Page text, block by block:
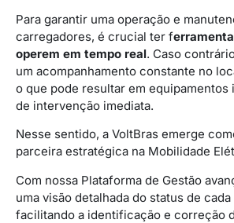
Para garantir uma operação e
carregadores, é crucial ter f
operem em tempo real. Caso
um acompanhamento constante no
o que pode resultar em equipamentos
de intervenção imediata.
Nesse sentido, a VoltBras emerge
parceira estratégica na Mobilidade
Com nossa Plataforma de Gestão
uma visão detalhada do status de
facilitando a identificação e correção